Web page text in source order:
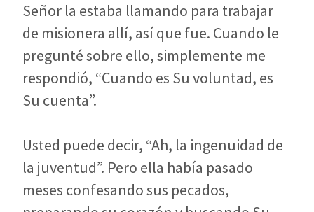
Señor la estaba llamando para trabajar
de misionera allí, así que fue. Cuando le
pregunté sobre ello, simplemente me
respondió, “Cuando es Su voluntad, es
Su cuenta”.
Usted puede decir, “Ah, la ingenuidad de
la juventud”. Pero ella había pasado
meses confesando sus pecados,